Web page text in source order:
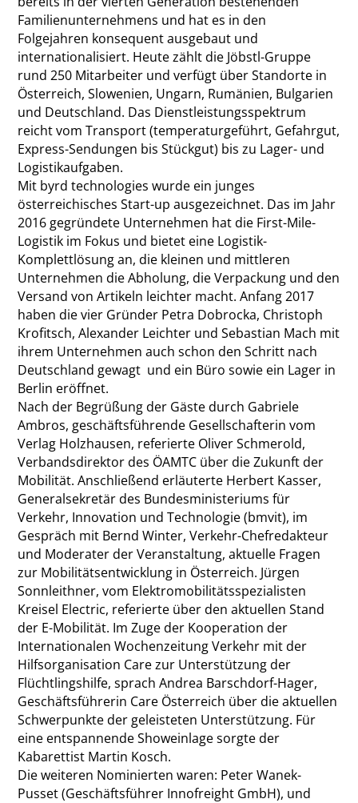
Familienunternehmens und hat es in den
Folgejahren konsequent ausgebaut und
internationalisiert. Heute zählt die Jöbstl-Gruppe
rund 250 Mitarbeiter und verfügt über Standorte in
Österreich, Slowenien, Ungarn, Rumänien, Bulgarien
und Deutschland. Das Dienstleistungsspektrum
reicht vom Transport (temperaturgeführt, Gefahrgut,
Express-Sendungen bis Stückgut) bis zu Lager- und
Logistikaufgaben.
Mit byrd technologies wurde ein junges
österreichisches Start-up ausgezeichnet. Das im Jahr
2016 gegründete Unternehmen hat die First-Mile-
Logistik im Fokus und bietet eine Logistik-
Komplettlösung an, die kleinen und mittleren
Unternehmen die Abholung, die Verpackung und den
Versand von Artikeln leichter macht. Anfang 2017
haben die vier Gründer Petra Dobrocka, Christoph
Krofitsch, Alexander Leichter und Sebastian Mach mit
ihrem Unternehmen auch schon den Schritt nach
Deutschland gewagt und ein Büro sowie ein Lager in
Berlin eröffnet.
Nach der Begrüßung der Gäste durch Gabriele
Ambros, geschäftsführende Gesellschafterin vom
Verlag Holzhausen, referierte Oliver Schmerold,
Verbandsdirektor des ÖAMTC über die Zukunft der
Mobilität. Anschließend erläuterte Herbert Kasser,
Generalsekretär des Bundesministeriums für
Verkehr, Innovation und Technologie (bmvit), im
Gespräch mit Bernd Winter, Verkehr-Chefredakteur
und Moderater der Veranstaltung, aktuelle Fragen
zur Mobilitätsentwicklung in Österreich. Jürgen
Sonnleithner, vom Elektromobilitätsspezialisten
Kreisel Electric, referierte über den aktuellen Stand
der E-Mobilität. Im Zuge der Kooperation der
Internationalen Wochenzeitung Verkehr mit der
Hilfsorganisation Care zur Unterstützung der
Flüchtlingshilfe, sprach Andrea Barschdorf-Hager,
Geschäftsführerin Care Österreich über die aktuellen
Schwerpunkte der geleisteten Unterstützung. Für
eine entspannende Showeinlage sorgte der
Kabarettist Martin Kosch.
Die weiteren Nominierten waren: Peter Wanek-
Pusset (Geschäftsführer Innofreight GmbH), und